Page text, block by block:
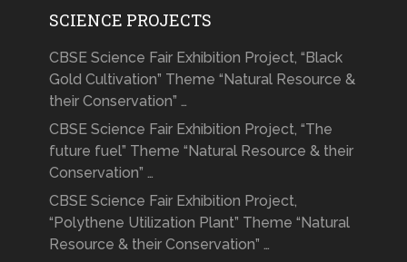
SCIENCE PROJECTS
CBSE Science Fair Exhibition Project, “Black
Gold Cultivation” Theme “Natural Resource &
their Conservation” …
CBSE Science Fair Exhibition Project, “The
future fuel” Theme “Natural Resource & their
Conservation” …
CBSE Science Fair Exhibition Project,
“Polythene Utilization Plant” Theme “Natural
Resource & their Conservation” …